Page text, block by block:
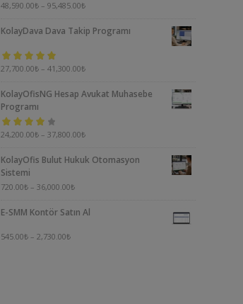
5 üzerinden
48,590.00₺ –95,485.00₺
KolayDava Dava Takip Programı
5 üzerinden
27,700.00₺ –41,300.00₺
KolayOfisNG Hesap Avukat Muhasebe
Programı
5
4.00oy aldı
24,200.00₺ –37,800.00₺
KolayOfis Bulut Hukuk Otomasyon
Sistemi
720.00₺ –36,000.00₺
E-SMM Kontör Satın Al
545.00₺ –2,730.00₺